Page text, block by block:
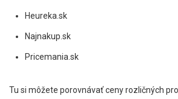
Heureka.sk
Najnakup.sk
Pricemania.sk
Tu si môžete porovnávať ceny rozličných